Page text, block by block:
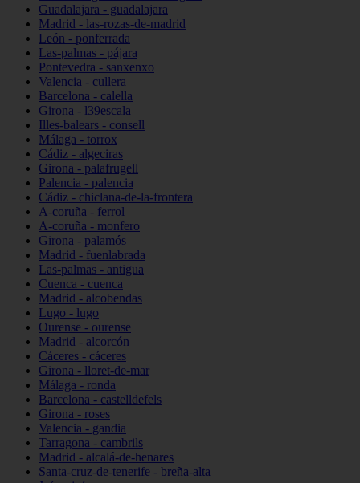
Guadalajara - guadalajara
Madrid - las-rozas-de-madrid
León - ponferrada
Las-palmas - pájara
Pontevedra - sanxenxo
Valencia - cullera
Barcelona - calella
Girona - l39escala
Illes-balears - consell
Málaga - torrox
Cádiz - algeciras
Girona - palafrugell
Palencia - palencia
Cádiz - chiclana-de-la-frontera
A-coruña - ferrol
A-coruña - monfero
Girona - palamós
Madrid - fuenlabrada
Las-palmas - antigua
Cuenca - cuenca
Madrid - alcobendas
Lugo - lugo
Ourense - ourense
Madrid - alcorcón
Cáceres - cáceres
Girona - lloret-de-mar
Málaga - ronda
Barcelona - castelldefels
Girona - roses
Valencia - gandia
Tarragona - cambrils
Madrid - alcalá-de-henares
Santa-cruz-de-tenerife - breña-alta